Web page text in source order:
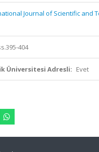
Journal of Scientific and
404
Üniversitesi Adresli: Evet